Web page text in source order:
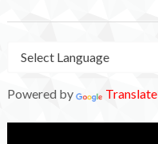
Powered by Translate